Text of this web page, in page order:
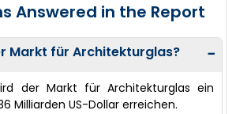
Answered in the Report
Markt für Architekturglas? −
der Markt für Architekturglas ein
Milliarden US-Dollar erreichen.